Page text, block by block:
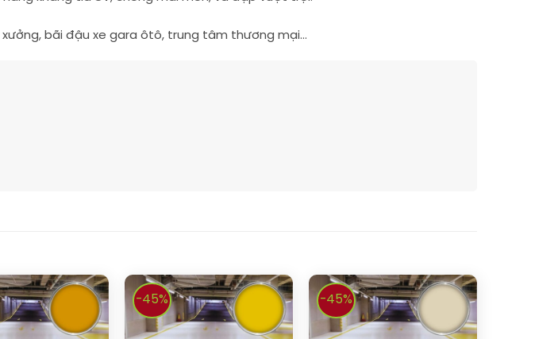
bãi đậu xe gara ôtô, trung tâm thương mại…
-45% -45%